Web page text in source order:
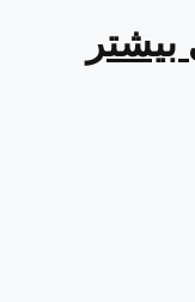
بیشتر